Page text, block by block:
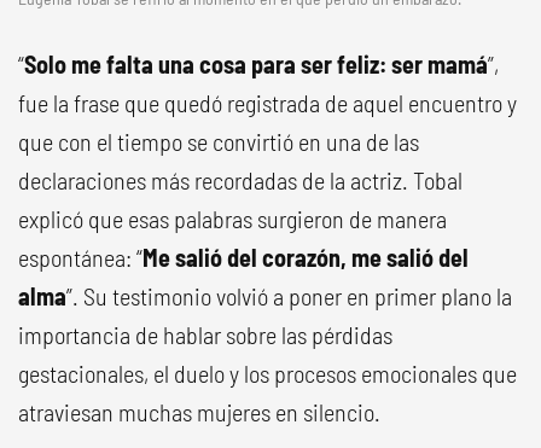
“Solo me falta una cosa para ser feliz: ser mamá”,
fue la frase que quedó registrada de aquel encuentro y
que con el tiempo se convirtió en una de las
declaraciones más recordadas de la actriz. Tobal
explicó que esas palabras surgieron de manera
espontánea: “Me salió del corazón, me salió del
alma”. Su testimonio volvió a poner en primer plano la
importancia de hablar sobre las pérdidas
gestacionales, el duelo y los procesos emocionales que
atraviesan muchas mujeres en silencio.